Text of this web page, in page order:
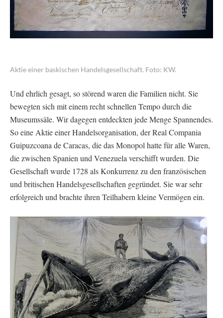
Aktie einer baskischen Handelsgesellschaft. Foto: KW.
Und ehrlich gesagt, so störend waren die Familien nicht. Sie
bewegten sich mit einem recht schnellen Tempo durch die
Museumssäle. Wir dagegen entdeckten jede Menge Spannendes.
So eine Aktie einer Handelsorganisation, der Real Compania
Guipuzcoana de Caracas, die das Monopol hatte für alle Waren,
die zwischen Spanien und Venezuela verschifft wurden. Die
Gesellschaft wurde 1728 als Konkurrenz zu den französischen
und britischen Handelsgesellschaften gegründet. Sie war sehr
erfolgreich und brachte ihren Teilhabern kleine Vermögen ein.